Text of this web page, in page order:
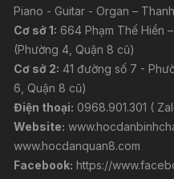
Piano - Guitar - Organ –
Cơ sở 1: 664 Phạm Thế Hiển
(Phường 4, Quận 8 cũ)
Cơ sở 2: 41 đường số 7 -
6, Quận 8 cũ)
Điện thoại: 0968.901.301 (
Website:
www.hocdanquan8.com
Facebook: https://